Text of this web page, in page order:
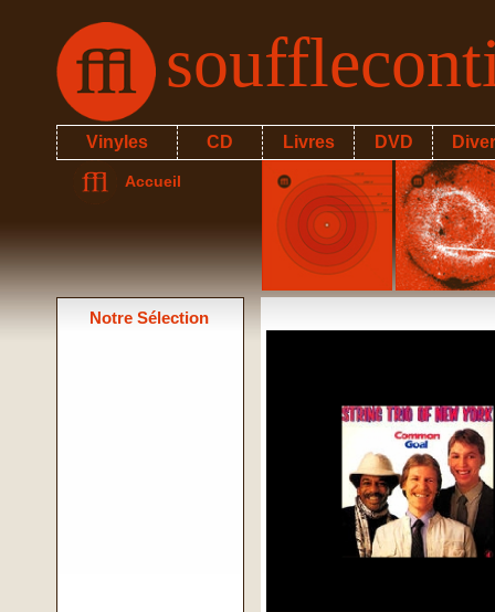
Vinyles CD Livres DVD
Accueil
Notre Sélection